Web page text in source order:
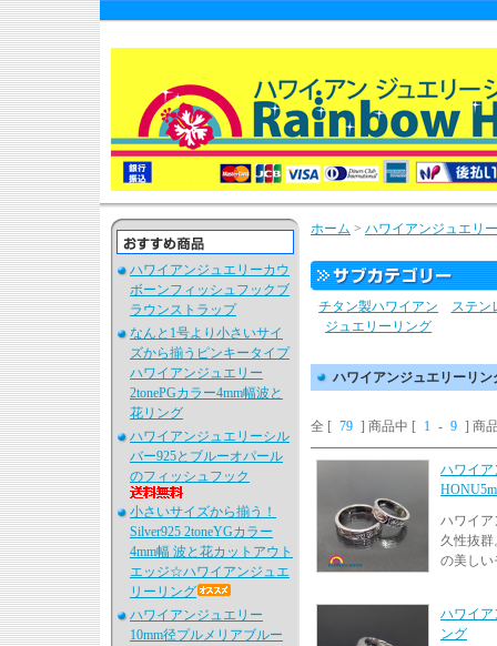
ハワイアンジュエリーカウ
ボーンフィッシュフックブ
ラウンストラップ
なんと1号より小さいサイ
ズから揃うピンキータイプ
ハワイアンジュエリー
2tonePGカラー4mm幅波と
花リング
ハワイアンジュエリーシル
バー925とブルーオパール
のフィッシュフック
小さいサイズから揃う！
Silver925 2toneYGカラー
4mm幅 波と花カットアウト
エッジ☆ハワイアンジュエ
リーリング
ハワイアンジュエリー
10mm径プルメリアブルー
ホーム > ハワイアンジュエリ
チタン製ハワイアン
ジュエリーリング
ステン
ハワイアンジュエリーリン
全 [ 79 ] 商品中 [ 1 - 9 ] 商
ハワイア
ハワイア
久性抜
の美しい
ハワイア
ング